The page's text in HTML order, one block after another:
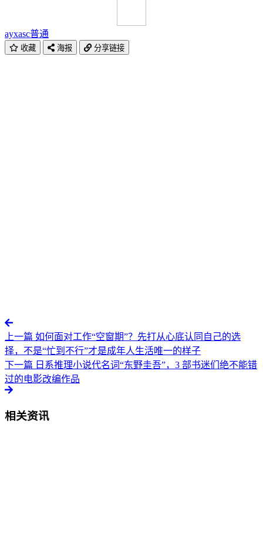
ayxasc普通
收藏 海报 分享链接
上一篇 如何面对工作“空窗期”？先打从心底认同自己的选
择，不是“忙到不行”才是成年人生活唯一的样子
下一篇 日系推理小说代名词“东野圭吾”，3 部书迷们绝不能错
过的电影改编作品
相关资讯